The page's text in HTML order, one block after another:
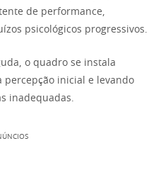
de performance,
psicológicos progressivos.
o quadro se instala
inicial e levando
inadequadas.